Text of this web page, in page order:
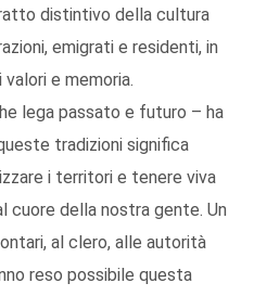
distintivo della cultura
emigrati e residenti, in
e memoria.
lega passato e futuro – ha
tradizioni significa
i territori e tenere viva
cuore della nostra gente. Un
al clero, alle autorità
reso possibile questa